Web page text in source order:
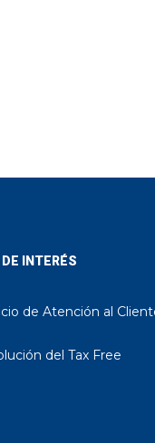
DE INTERÉS
de Atención al
del Tax Free